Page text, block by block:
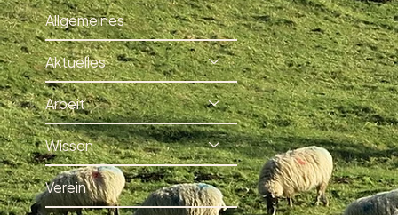
Allgemeines
Aktuelles
Arbeit
Wissen
Verein